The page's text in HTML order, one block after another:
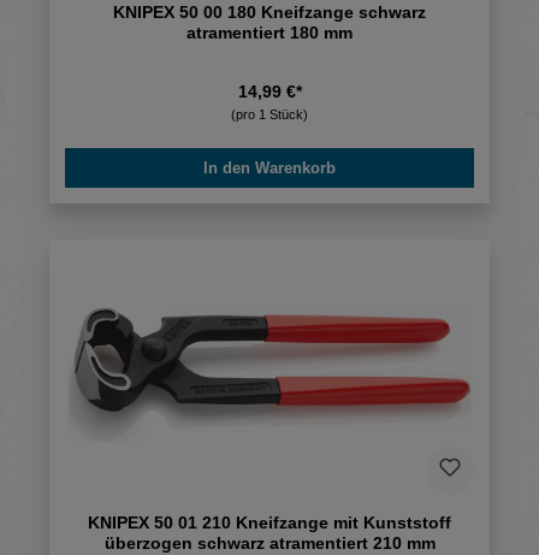
KNIPEX 50 00 180 Kneifzange schwarz
atramentiert 180 mm
14,99 €*
(pro 1 Stück)
In den Warenkorb
KNIPEX 50 01 210 Kneifzange mit Kunststoff
überzogen schwarz atramentiert 210 mm